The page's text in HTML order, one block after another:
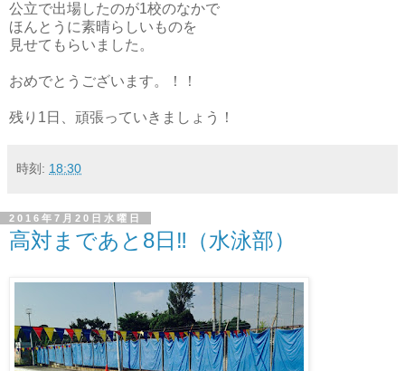
公立で出場したのが1校のなかで
ほんとうに素晴らしいものを
見せてもらいました。
おめでとうございます。！！
残り1日、頑張っていきましょう！
時刻: 18:30
2016年7月20日水曜日
高対まであと8日‼︎（水泳部）